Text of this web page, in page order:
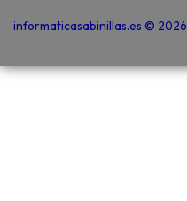
informaticasabinillas.es © 2026